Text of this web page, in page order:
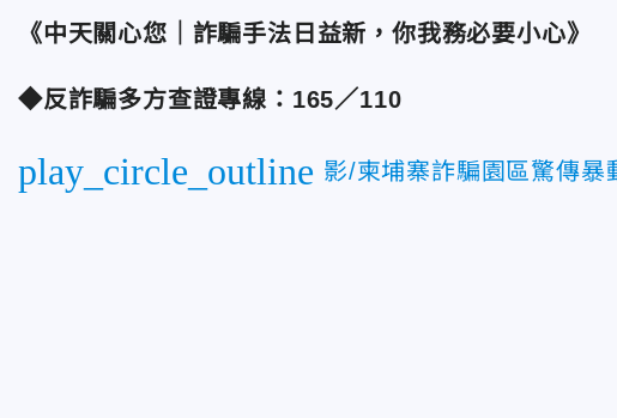
《中天關心您｜詐騙手法日益新，你我務必要小心》
◆反詐騙多方查證專線：165／110
play_circle_outline 影/柬埔寨詐騙園區驚傳